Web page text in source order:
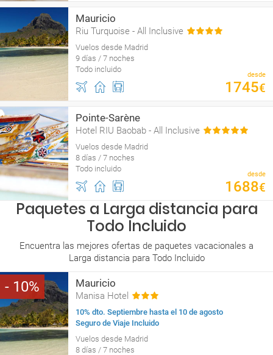
Mauricio
Riu Turquoise - All Inclusive
Vuelos desde Madrid
9 días / 7 noches
Todo incluido
desde
1745€
Pointe-Sarène
Hotel RIU Baobab - All Inclusive
Vuelos desde Madrid
8 días / 7 noches
Todo incluido
desde
1688€
Paquetes a Larga distancia para
Todo Incluido
Encuentra las mejores ofertas de paquetes vacacionales a
Larga distancia para Todo Incluido
10 Mauricio
Manisa Hotel
10% dto. Septiembre hasta el 10 de agosto
Seguro de Viaje Incluido
Vuelos desde Madrid
8 días / 7 noches